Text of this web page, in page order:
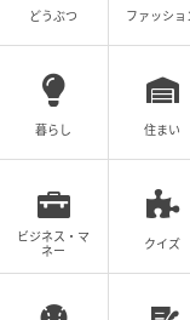
どうぶつ ファッショ
暮らし 住まい
ビジネス・マ
ネー
クイズ